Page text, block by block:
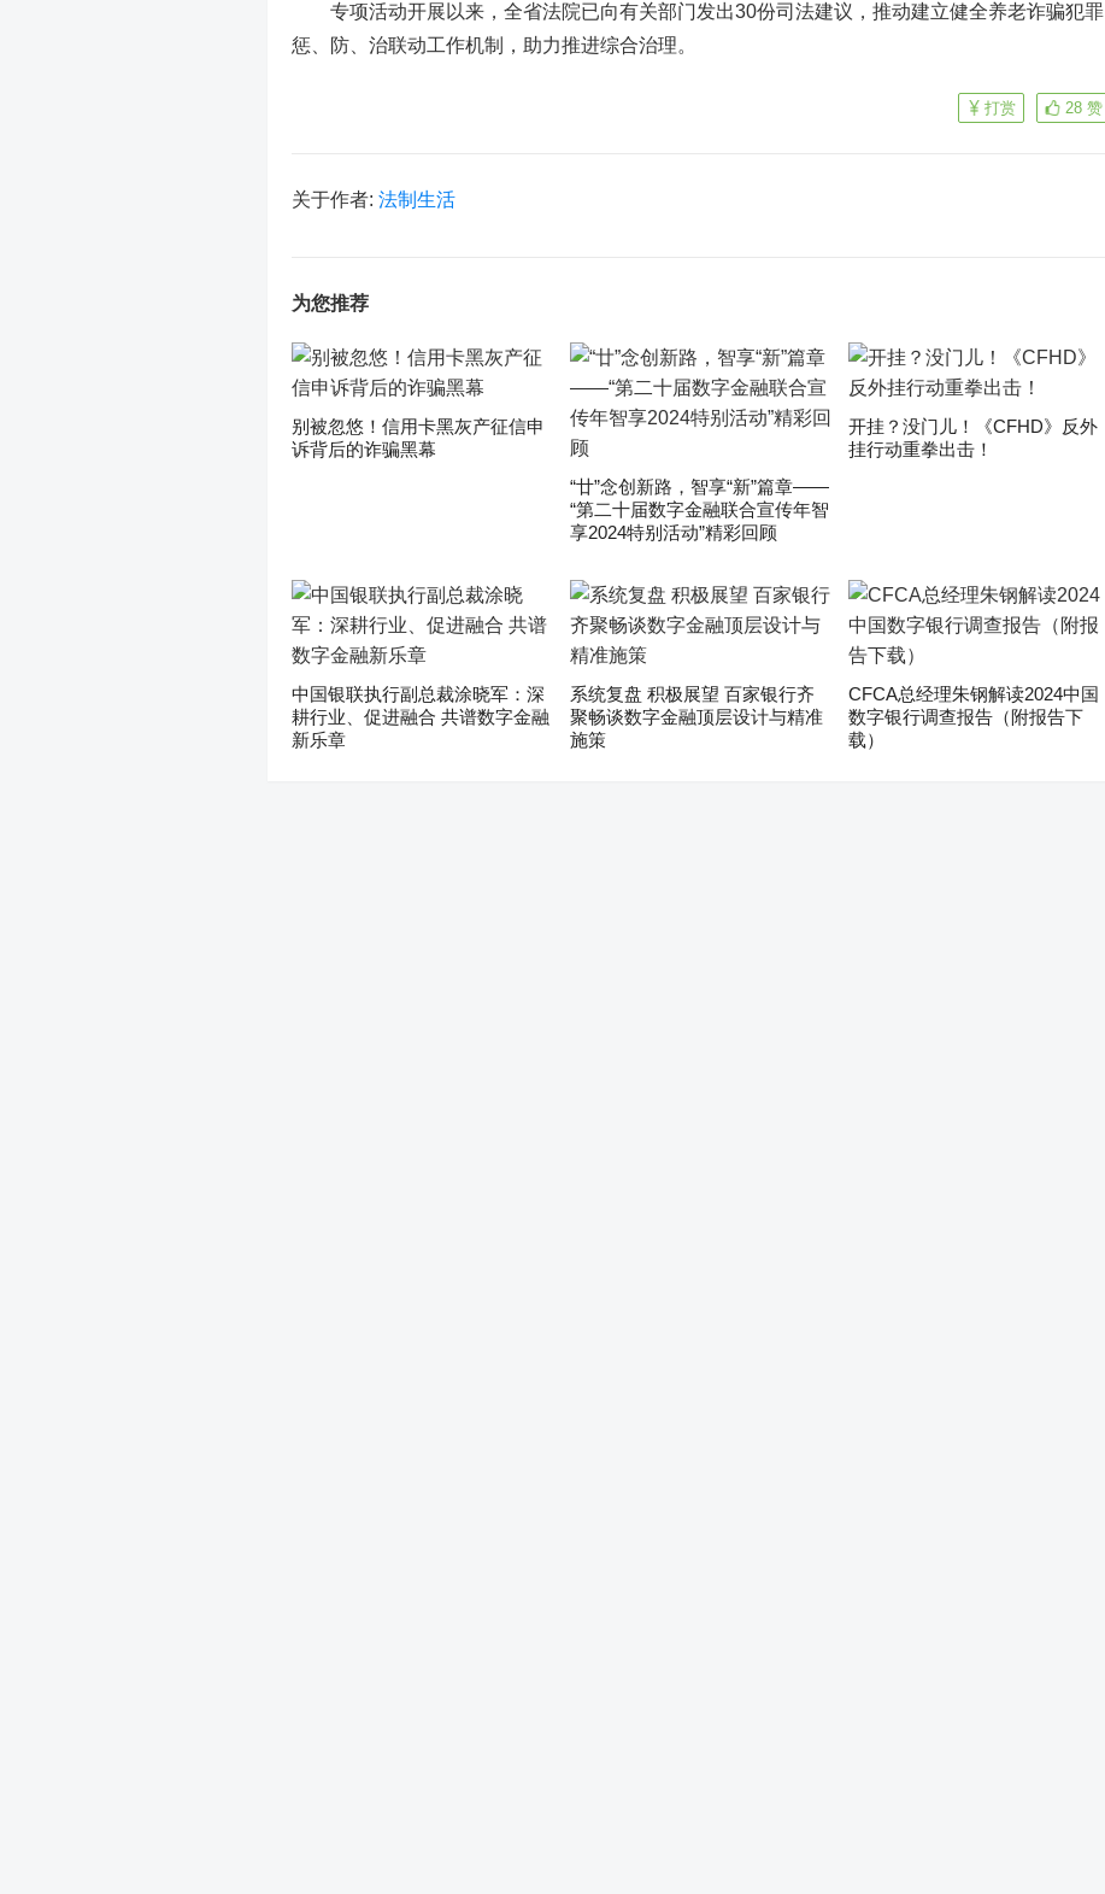
专项活动开展以来，全省法院已向有关部门发出30份司法建议，推动建立健全养老诈骗犯罪
惩、防、治联动工作机制，助力推进综合治理。
28 赞
打赏
关于作者: 法制生活
为您推荐
别被忽悠！信用卡黑灰产征信申
诉背后的诈骗黑幕
“廿”念创新路，智享“新”篇章——
“第二十届数字金融联合宣传年智
享2024特别活动”精彩回顾
开挂？没门儿！《CFHD》反外
挂行动重拳出击！
中国银联执行副总裁涂晓军：深
耕行业、促进融合 共谱数字金融
新乐章
系统复盘 积极展望 百家银行齐
聚畅谈数字金融顶层设计与精准
施策
CFCA总经理朱钢解读2024中国
数字银行调查报告（附报告下
载）